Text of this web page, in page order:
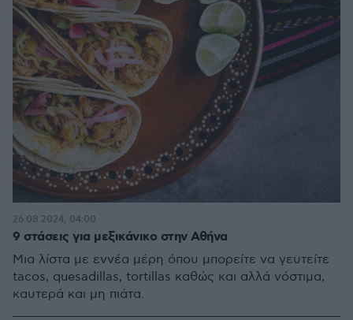
9 στάσεις για μεξικάνικο στην Αθήνα
Mια λίστα με εννέα μέρη όπου μπορείτε να γευτείτε
tacos, quesadillas, tortillas καθώς και αλλά νόστιμα,
καυτερά και μη πιάτα.
26.08.2024, 04:00